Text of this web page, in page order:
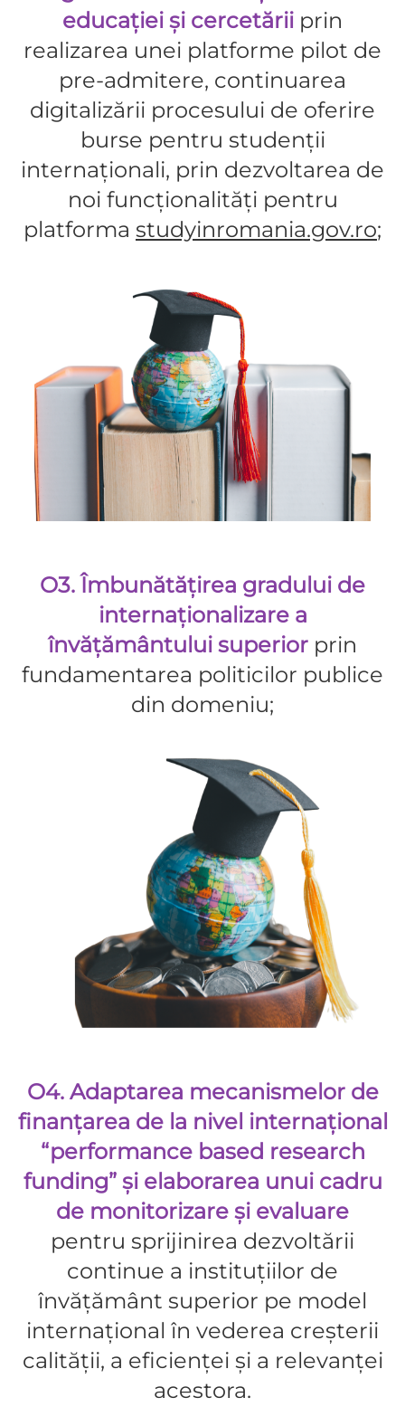
educației și cercetării prin
realizarea unei platforme pilot de
pre-admitere, continuarea
digitalizării procesului de oferire
burse pentru studenții
internaționali, prin dezvoltarea de
noi funcționalități pentru
platforma studyinromania.gov.ro;
O3. Îmbunătățirea gradului de
internaționalizare a
învățământului superior prin
fundamentarea politicilor publice
din domeniu;
O4. Adaptarea mecanismelor de
finanțarea de la nivel internațional
“performance based research
funding” și elaborarea unui cadru
de monitorizare și evaluare
pentru sprijinirea dezvoltării
continue a instituțiilor de
învățământ superior pe model
internațional în vederea creșterii
calității, a eficienței și a relevanței
acestora.